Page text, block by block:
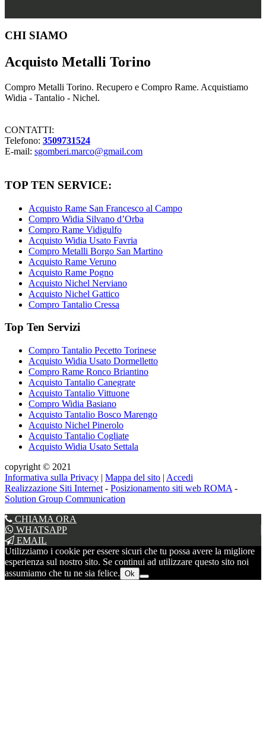
Footer
CHI SIAMO
Acquisto Metalli Torino
Compro Metalli Torino. Recupero e Compro Rame. Acquistiamo
Widia - Tantalio - Nichel.
CONTATTI:
Telefono: 3509731524
E-mail: sgomberi.marco@gmail.com
TOP TEN SERVICE:
Acquisto Rame San Francesco al Campo
Compro Widia Silvano d’Orba
Compro Rame Vidigulfo
Acquisto Widia Usato Favria
Compro Metalli Borgo San Martino
Acquisto Rame Veruno
Acquisto Rame Pogno
Acquisto Nichel Nerviano
Acquisto Nichel Gattico
Compro Tantalio Cressa
Top Ten Servizi
Compro Tantalio Pecetto Torinese
Acquisto Widia Usato Dormelletto
Compro Rame Ronco Briantino
Acquisto Tantalio Canegrate
Acquisto Tantalio Vittuone
Compro Widia Basiano
Acquisto Tantalio Bosco Marengo
Acquisto Nichel Pinerolo
Acquisto Tantalio Cogliate
Acquisto Widia Usato Settala
copyright © 2021
Informativa sulla Privacy | Mappa del sito | Accedi
Realizzazione Siti Internet - Posizionamento siti web ROMA -
Solution Group Communication
CHIAMA ORA
WHATSAPP
EMAIL
Utilizziamo i cookie per essere sicuri che tu possa avere la migliore
esperienza sul nostro sito. Se continui ad utilizzare questo sito noi
assumiamo che tu ne sia felice. Ok